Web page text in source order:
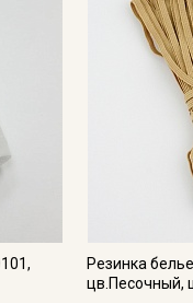
Резинка
цв.Песочный,